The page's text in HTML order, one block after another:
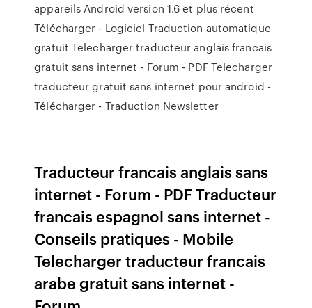
appareils Android version 1.6 et plus récent
Télécharger - Logiciel Traduction automatique
gratuit Telecharger traducteur anglais francais
gratuit sans internet - Forum - PDF Telecharger
traducteur gratuit sans internet pour android -
Télécharger - Traduction Newsletter
Traducteur francais anglais sans
internet - Forum - PDF Traducteur
francais espagnol sans internet -
Conseils pratiques - Mobile
Telecharger traducteur francais
arabe gratuit sans internet -